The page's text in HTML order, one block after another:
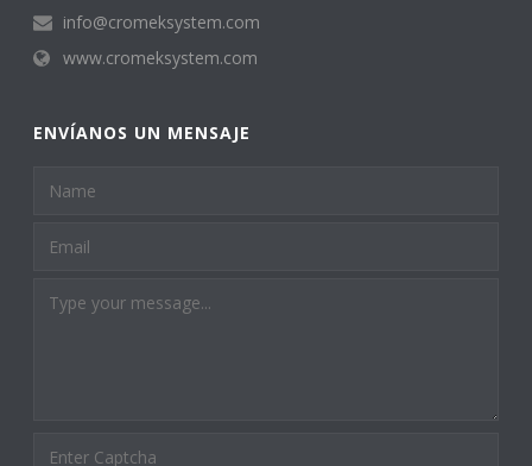
info@cromeksystem.com
www.cromeksystem.com
ENVÍANOS UN MENSAJE